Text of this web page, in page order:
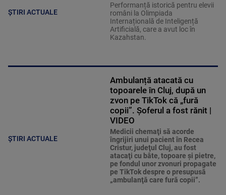
ȘTIRI ACTUALE
Performanță istorică pentru elevii
români la Olimpiada
Internațională de Inteligență
Artificială, care a avut loc în
Kazahstan.
ȘTIRI ACTUALE
Ambulanță atacată cu
topoarele în Cluj, după un
zvon pe TikTok că „fură
copii”. Șoferul a fost rănit |
VIDEO
Medicii chemaţi să acorde
îngrijiri unui pacient în Recea
Cristur, judeţul Cluj, au fost
atacaţi cu bâte, topoare şi pietre,
pe fondul unor zvonuri propagate
pe TikTok despre o presupusă
„ambulanţă care fură copii”.